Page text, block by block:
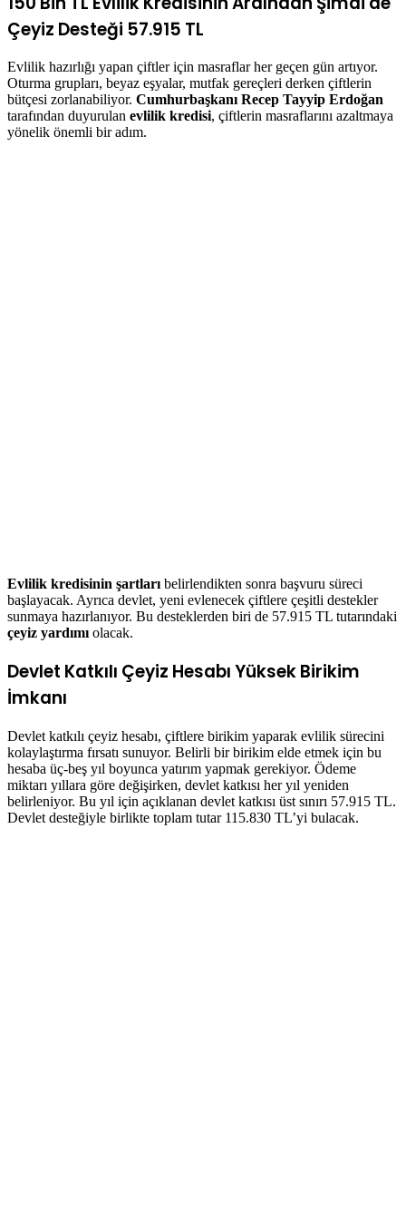
Çeyiz Desteği 57.915 TL
Evlilik hazırlığı yapan çiftler için masraflar her geçen gün artıyor.
Oturma grupları, beyaz eşyalar, mutfak gereçleri derken çiftlerin
bütçesi zorlanabiliyor. Cumhurbaşkanı Recep Tayyip Erdoğan
tarafından duyurulan evlilik kredisi, çiftlerin masraflarını azaltmaya
yönelik önemli bir adım.
Evlilik kredisinin şartları belirlendikten sonra başvuru süreci
başlayacak. Ayrıca devlet, yeni evlenecek çiftlere çeşitli destekler
sunmaya hazırlanıyor. Bu desteklerden biri de 57.915 TL tutarındaki
çeyiz yardımı olacak.
Devlet Katkılı Çeyiz Hesabı Yüksek Birikim
İmkanı
Devlet katkılı çeyiz hesabı, çiftlere birikim yaparak evlilik sürecini
kolaylaştırma fırsatı sunuyor. Belirli bir birikim elde etmek için bu
hesaba üç-beş yıl boyunca yatırım yapmak gerekiyor. Ödeme
miktarı yıllara göre değişirken, devlet katkısı her yıl yeniden
belirleniyor. Bu yıl için açıklanan devlet katkısı üst sınırı 57.915 TL.
Devlet desteğiyle birlikte toplam tutar 115.830 TL’yi bulacak.